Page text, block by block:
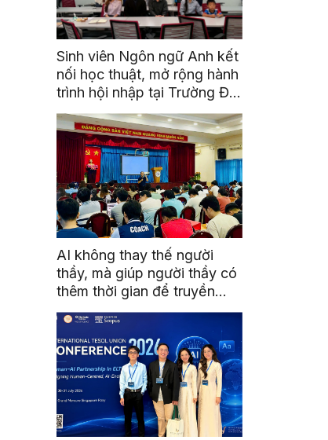
Sinh viên Ngôn ngữ Anh kết
nối học thuật, mở rộng hành
trình hội nhập tại Trường Đại
học Quốc gia Malaysia
AI không thay thế người
thầy, mà giúp người thầy có
thêm thời gian để truyền
cảm hứng